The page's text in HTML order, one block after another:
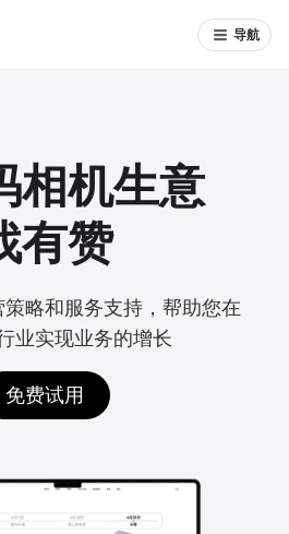
导航
相机生意
有赞
略和服务支持，帮助您在
业实现业务的增长
免费试用